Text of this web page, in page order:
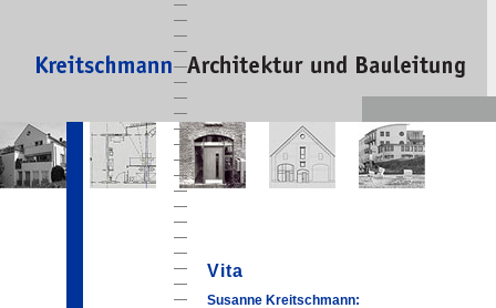
Vita
Susanne Kreitschmann: